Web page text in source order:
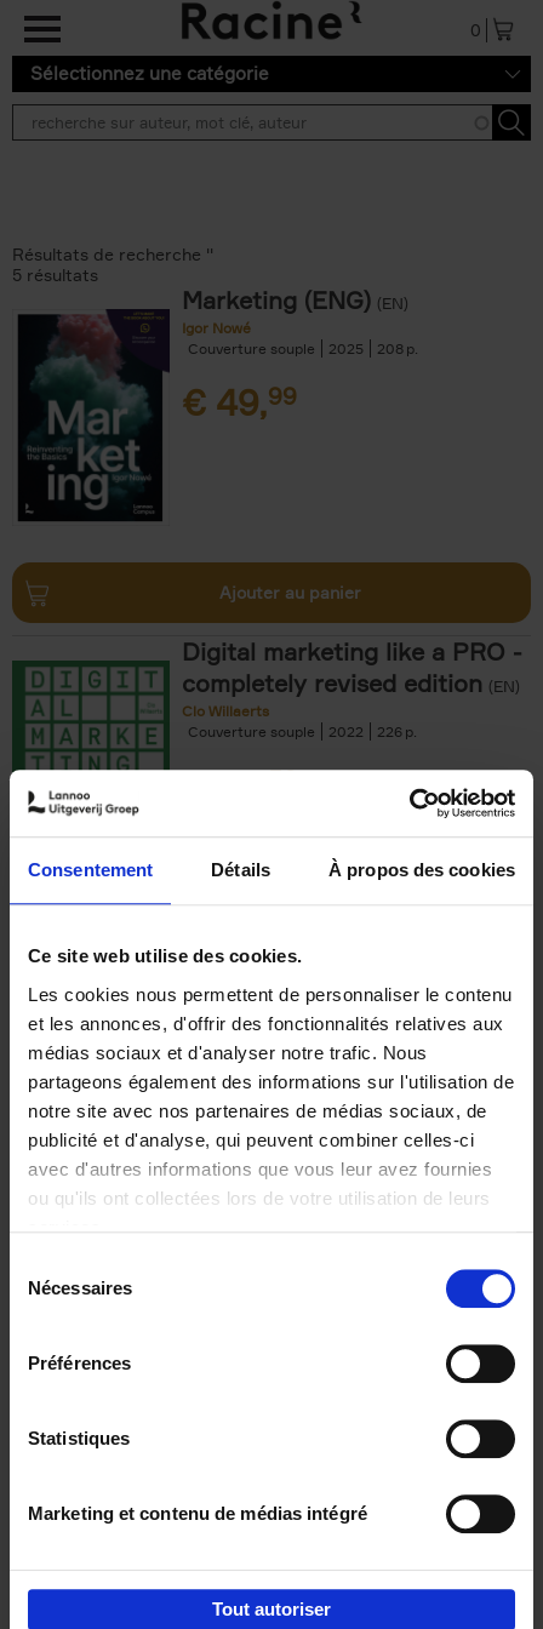
Consentement Détails À propos des cookies
Ce site web utilise des cookies.
Les cookies nous permettent de personnaliser le contenu
et les annonces, d'offrir des fonctionnalités relatives aux
médias sociaux et d'analyser notre trafic. Nous
partageons également des informations sur l'utilisation de
notre site avec nos partenaires de médias sociaux, de
publicité et d'analyse, qui peuvent combiner celles-ci
avec d'autres informations que vous leur avez fournies
ou qu'ils ont collectées lors de votre utilisation de leurs
Nécessaires
Préférences
Statistiques
Marketing et contenu de médias intégré
Tout autoriser
Aller au contenu principal
0
Sélectionnez une catégorie
Résultats de recherche ''
5 résultats
Marketing (ENG) (EN)
Igor Nowé
Couverture souple
2025 208
€ 49,99
Ajouter au panier
Digital marketing like a PRO -
completely revised edition (EN)
Clo Willaerts
Couverture souple
2022 226
€35,50
The Offer You Can't
Refuse
Steven Van Belleghem
Couverture souple
2020 256
€37,50
Building Bonds = Building